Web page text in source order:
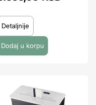
Detaljnije